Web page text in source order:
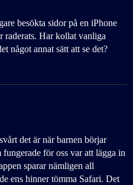
besökta sidor på en iPhone
raderats. Har kollat vanliga
något annat sätt att se det?
det är när barnen börjar
fungerade för oss var att lägga in
sparar nämligen all
ens hinner tömma Safari. Det